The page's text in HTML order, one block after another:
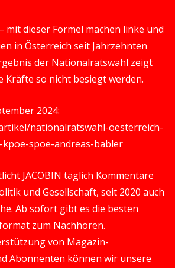
mit dieser Formel machen linke und
in Österreich seit Jahrzehnten
der Nationalratswahl zeigt
Kräfte so nicht besiegt werden.
2024:
nationalratswahl-oesterreich-
spoe-andreas-babler
JACOBIN täglich Kommentare
und Gesellschaft, seit 2020 auch
Ab sofort gibt es die besten
zum Nachhören.
von Magazin-
Abonnenten können wir unsere